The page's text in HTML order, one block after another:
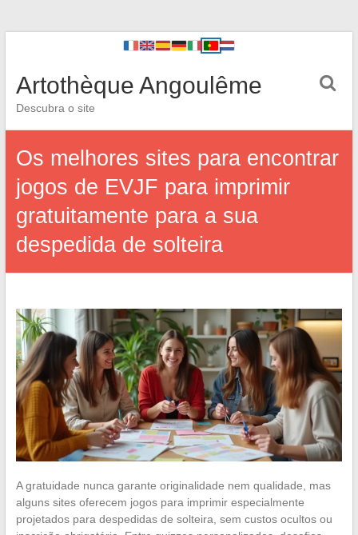
Artothèque Angoulême
Descubra o site
Os melhores sites para encontrar
jogos de EVJF para imprimir
gratuitamente para a sua
despedida de solteira
A gratuidade nunca garante originalidade nem qualidade, mas
alguns sites oferecem jogos para imprimir especialmente
projetados para despedidas de solteira, sem custos ocultos ou